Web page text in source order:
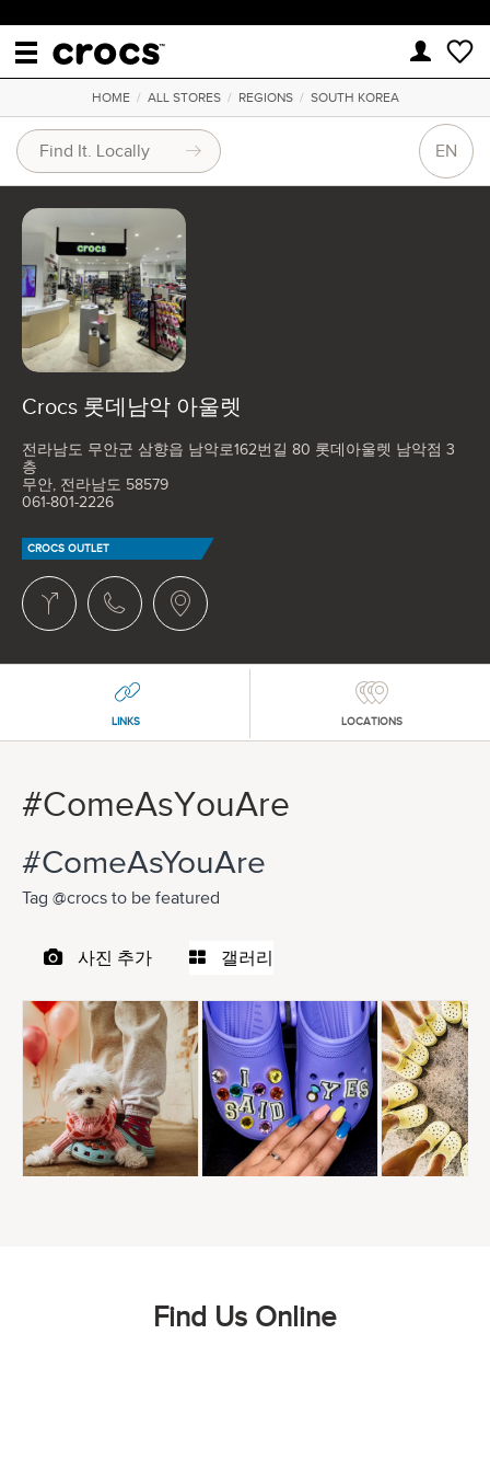
HOME/ ALL STORES/ REGIONS/ SOUTH KOREA
EN
Crocs 롯데남악 아울렛
전라남도 무안군 삼향읍 남악로162번길 80 롯데아울렛 남악점 3
층
무안, 전라남도 58579
061-801-2226
CROCS OUTLET
LINKS LOCATIONS
#ComeAsYouAre
Find Us Online